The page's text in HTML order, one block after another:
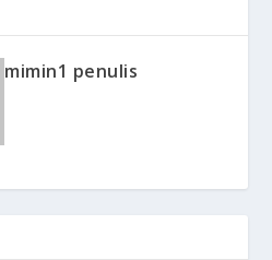
mimin1 penulis